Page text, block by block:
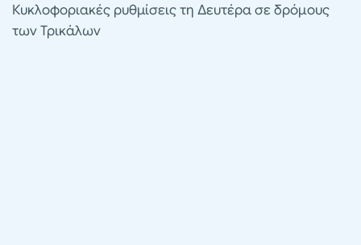
Κυκλοφοριακές ρυθμίσεις τη Δευτέρα σε δρόμους
των Τρικάλων